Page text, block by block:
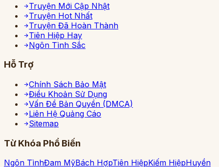
Truyện Mới Cập Nhật
Truyện Hot Nhất
Truyện Đã Hoàn Thành
Tiên Hiệp Hay
Ngôn Tình Sắc
Hỗ Trợ
Chính Sách Bảo Mật
Điều Khoản Sử Dụng
Vấn Đề Bản Quyền (DMCA)
Liên Hệ Quảng Cáo
Sitemap
Từ Khóa Phổ Biến
Ngôn TìnhĐam MỹBách HợpTiên HiệpKiếm HiệpHuyền